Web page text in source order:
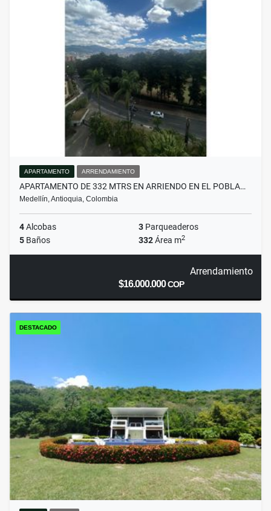
APARTAMENTO ARRENDAMIENTO
APARTAMENTO DE 332 MTRS EN ARRIENDO EN EL POBLA…
Medellín, Antioquia, Colombia
4Alcobas 3 Parqueaderos
5 Baños 332Área m2
Arrendamiento
$16.000.000COP
DESTACADO